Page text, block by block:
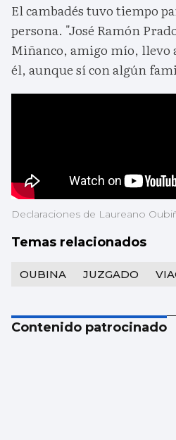
El cambadés tuvo tiempo
persona. "José Ramón
Miñanco, amigo mío, llevo
él, aunque sí con algún
Declaraciones de Laureano
Temas relacionados
OUBINA JUZGADO
Contenido patrocinado